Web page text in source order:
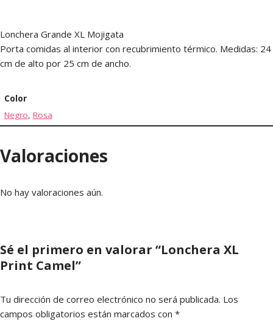
Lonchera Grande XL Mojigata
Porta comidas al interior con recubrimiento térmico. Medidas: 24
cm de alto por 25 cm de ancho.
Color
Negro, Rosa
Valoraciones
No hay valoraciones aún.
Sé el primero en valorar “Lonchera XL
Print Camel”
Tu dirección de correo electrónico no será publicada. Los
campos obligatorios están marcados con *